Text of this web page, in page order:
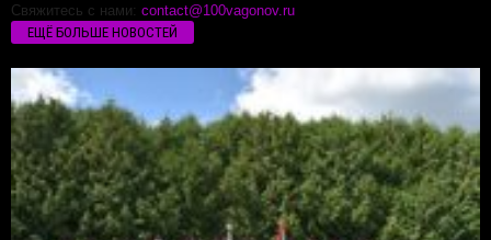
Свяжитесь с нами: contact@100vagonov.ru
ЕЩЁ БОЛЬШЕ НОВОСТЕЙ